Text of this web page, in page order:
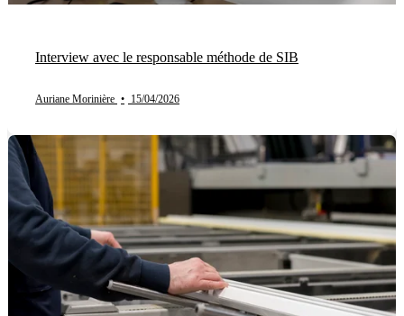
Interview avec le responsable méthode de SIB
Auriane Morinière • 15/04/2026